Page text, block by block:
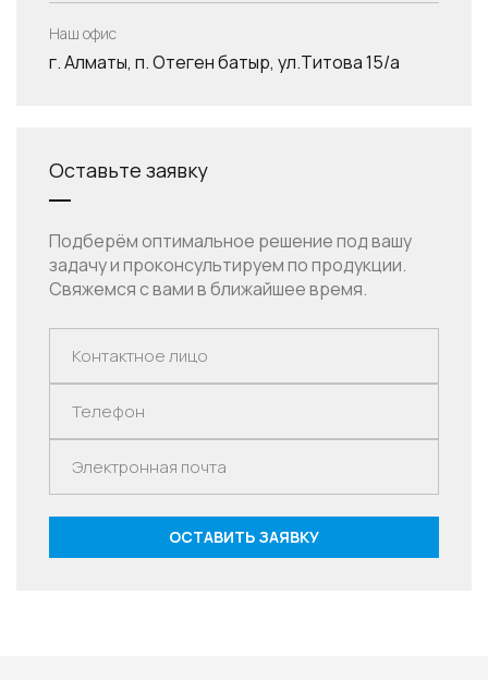
Наш офис
г. Алматы, п. Отеген батыр, ул.Титова 15/а
Оставьте заявку
Подберём оптимальное решение под вашу
задачу и проконсультируем по продукции.
Свяжемся с вами в ближайшее время.
ОСТАВИТЬ ЗАЯВКУ